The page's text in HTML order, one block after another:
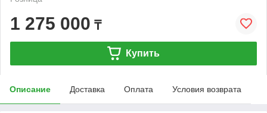
1 275 000 ₸
Купить
Описание Доставка Оплата Условия возврата